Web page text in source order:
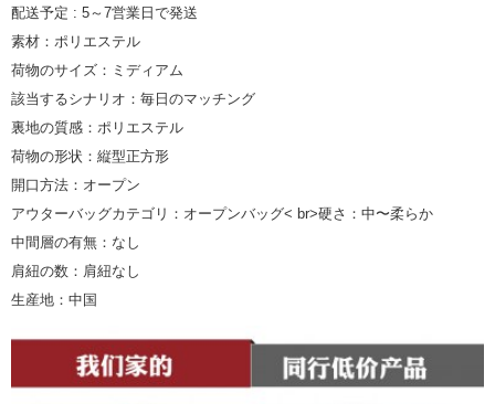
配送予定 : 5～7営業日で発送
素材：ポリエステル
荷物のサイズ：ミディアム
該当するシナリオ：毎日のマッチング
裏地の質感：ポリエステル
荷物の形状：縦型正方形
開口方法：オープン
アウターバッグカテゴリ：オープンバッグ< br>硬さ：中〜柔らか
中間層の有無：なし
肩紐の数：肩紐なし
生産地：中国